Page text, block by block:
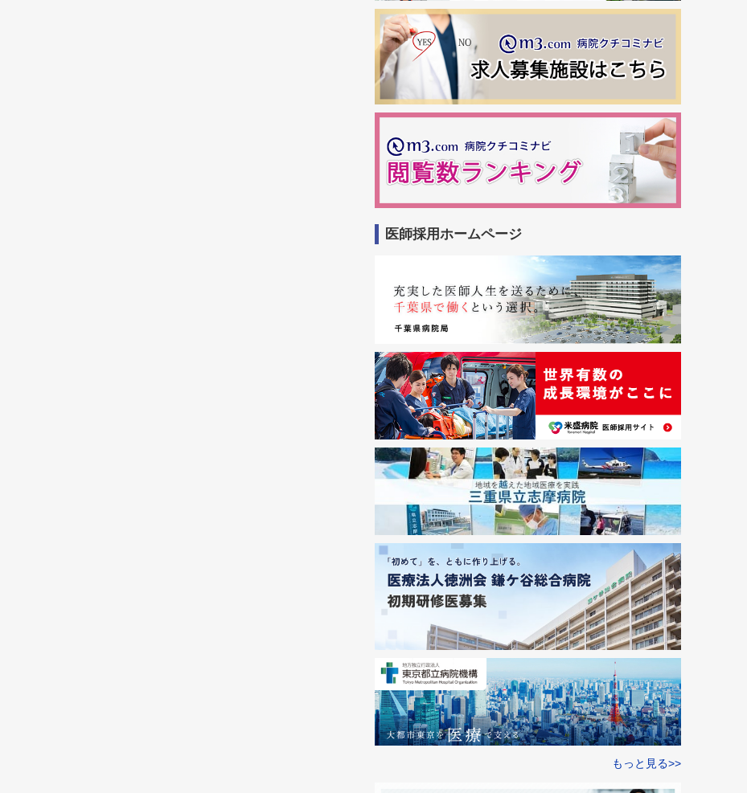
医師採用ホームページ
もっと見る>>